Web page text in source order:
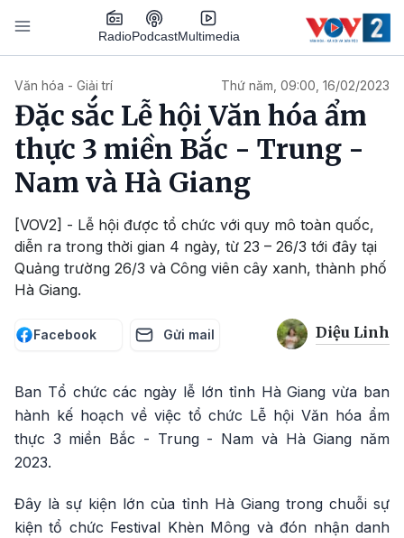
Nhảy đến nội dung
RadioPodcastMultimedia
Văn hóa - Giải trí Thứ năm, 09:00, 16/02/2023
Đặc sắc Lễ hội Văn hóa ẩm
thực 3 miền Bắc - Trung -
Nam và Hà Giang
[VOV2] - Lễ hội được tổ chức với quy mô toàn quốc,
diễn ra trong thời gian 4 ngày, từ 23 – 26/3 tới đây tại
Quảng trường 26/3 và Công viên cây xanh, thành phố
Hà Giang.
Facebook Gửi mail Diệu Linh
Ban Tổ chức các ngày lễ lớn tỉnh Hà Giang vừa ban
hành kế hoạch về việc tổ chức Lễ hội Văn hóa ẩm
thực 3 miền Bắc - Trung - Nam và Hà Giang năm
2023.
Đây là sự kiện lớn của tỉnh Hà Giang trong chuỗi sự
kiện tổ chức Festival Khèn Mông và đón nhận danh